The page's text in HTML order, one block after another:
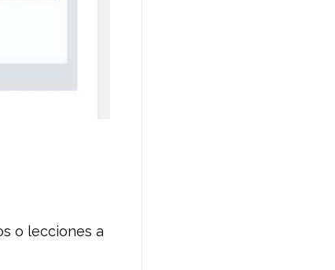
o lecciones a